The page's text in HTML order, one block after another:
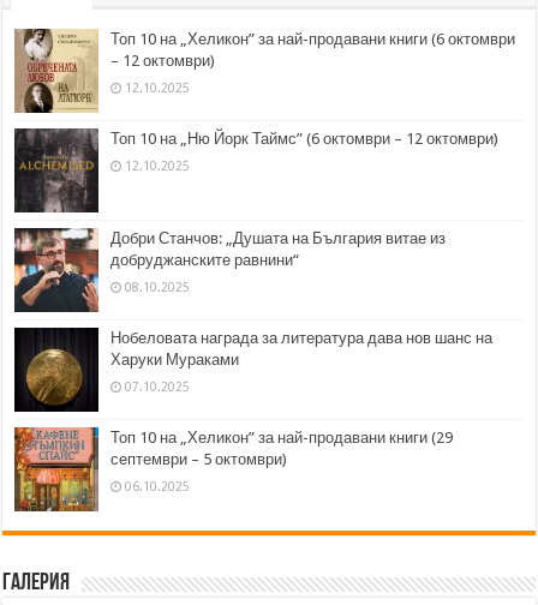
Топ 10 на „Хеликон” за най-продавани книги (6 октомври
– 12 октомври)
12.10.2025
Топ 10 на „Ню Йорк Таймс” (6 октомври – 12 октомври)
12.10.2025
Добри Станчов: „Душата на България витае из
добруджанските равнини“
08.10.2025
Нобеловата награда за литература дава нов шанс на
Харуки Мураками
07.10.2025
Топ 10 на „Хеликон” за най-продавани книги (29
септември – 5 октомври)
06.10.2025
Галерия